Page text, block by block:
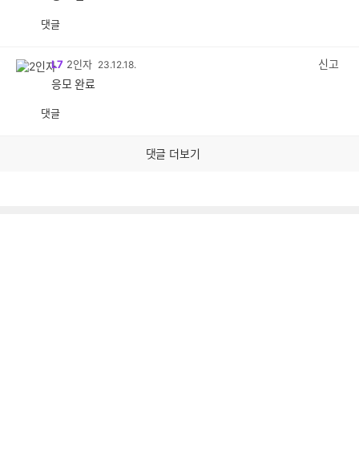
댓글
L7 2인자 23.12.18.
신고
응모 완료
댓글
댓글 더보기